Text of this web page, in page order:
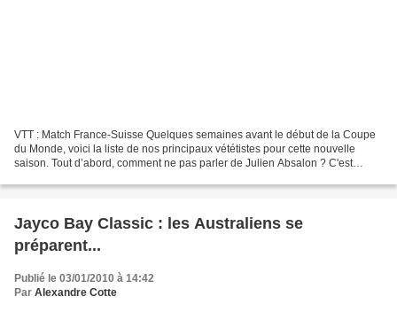
VTT : Match France-Suisse Quelques semaines avant le début de la Coupe
du Monde, voici la liste de nos principaux vététistes pour cette nouvelle
saison. Tout d’abord, comment ne pas parler de Julien Absalon ? C'est
Jayco Bay Classic : les Australiens se
préparent...
Publié le 03/01/2010 à 14:42
Par Alexandre Cotte